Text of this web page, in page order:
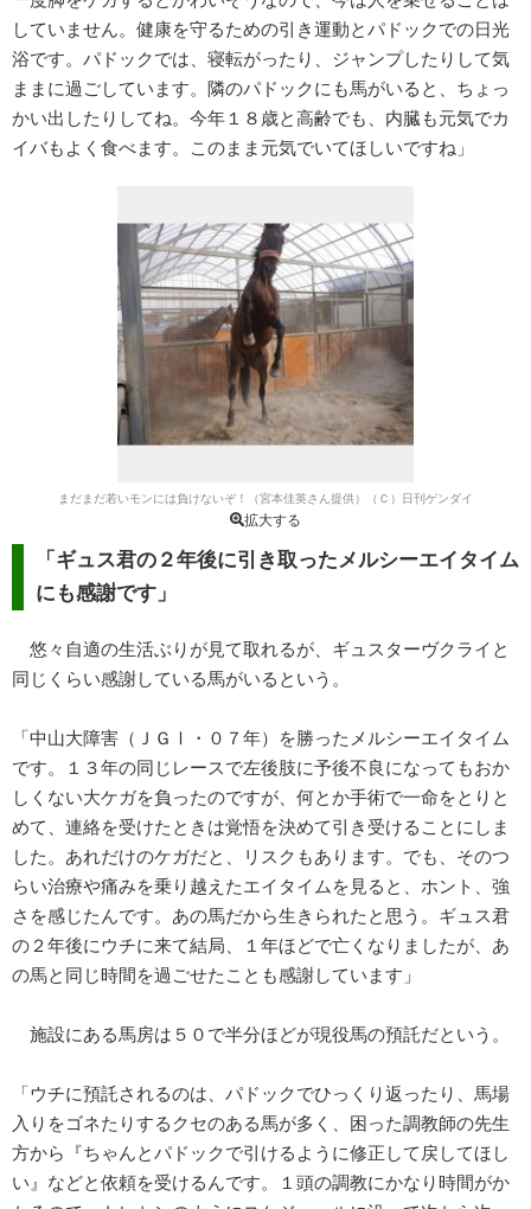
していません。健康を守るための引き運動とパドックでの日光
浴です。パドックでは、寝転がったり、ジャンプしたりして気
ままに過ごしています。隣のパドックにも馬がいると、ちょっ
かい出したりしてね。今年１８歳と高齢でも、内臓も元気でカ
イバもよく食べます。このまま元気でいてほしいですね」
まだまだ若いモンには負けないぞ！（宮本佳英さん提供）（Ｃ）日刊ゲンダイ
拡大する
「ギュス君の２年後に引き取ったメルシーエイタイム
にも感謝です」
悠々自適の生活ぶりが見て取れるが、ギュスターヴクライと
同じくらい感謝している馬がいるという。
「中山大障害（ＪＧⅠ・０７年）を勝ったメルシーエイタイム
です。１３年の同じレースで左後肢に予後不良になってもおか
しくない大ケガを負ったのですが、何とか手術で一命をとりと
めて、連絡を受けたときは覚悟を決めて引き受けることにしま
した。あれだけのケガだと、リスクもあります。でも、そのつ
らい治療や痛みを乗り越えたエイタイムを見ると、ホント、強
さを感じたんです。あの馬だから生きられたと思う。ギュス君
の２年後にウチに来て結局、１年ほどで亡くなりましたが、あ
の馬と同じ時間を過ごせたことも感謝しています」
施設にある馬房は５０で半分ほどが現役馬の預託だという。
「ウチに預託されるのは、パドックでひっくり返ったり、馬場
入りをゴネたりするクセのある馬が多く、困った調教師の先生
方から『ちゃんとパドックで引けるように修正して戻してほし
い』などと依頼を受けるんです。１頭の調教にかなり時間がか